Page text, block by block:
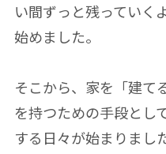
い間ずっと残っていく
始めました。
そこから、家を「建て
を持つための手段とし
する日々が始まりまし